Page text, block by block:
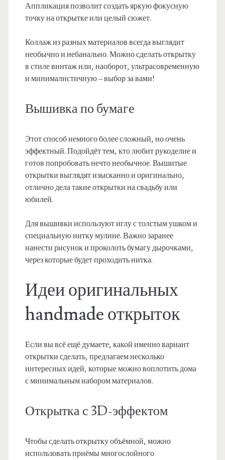
Аппликация позволит создать яркую фокусную
точку на открытке или целый сюжет.
Коллаж из разных материалов всегда выглядит
необычно и небанально. Можно сделать открытку
в стиле винтаж или, наоборот, ультрасовременную
и минималистичную – выбор за вами!
Вышивка по бумаге
Этот способ немного более сложный, но очень
эффектный. Подойдёт тем, кто любит рукоделие и
готов попробовать нечто необычное. Вышитые
открытки выглядят изысканно и оригинально,
отлично дела такие открытки на свадьбу или
юбилей.
Для вышивки используют иглу с толстым ушком и
специальную нитку мулине. Важно заранее
нанести рисунок и проколоть бумагу дырочками,
через которые будет проходить нитка.
Идеи оригинальных
handmade открыток
Если вы всё ещё думаете, какой именно вариант
открытки сделать, предлагаем несколько
интересных идей, которые можно воплотить дома
с минимальным набором материалов.
Открытка с 3D-эффектом
Чтобы сделать открытку объёмной, можно
использовать приёмы многослойного